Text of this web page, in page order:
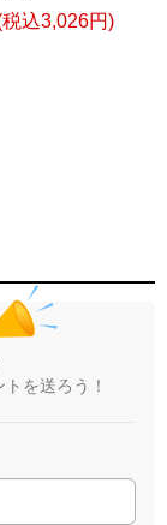
込3,026円)
を送ろう！